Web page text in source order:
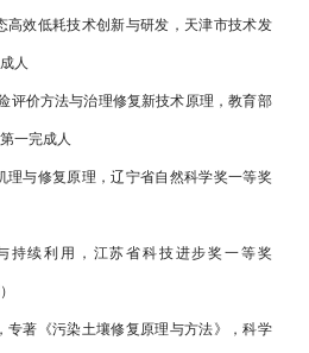
效低耗技术创新与研发，天津市技术发
人
评价方法与治理修复新技术原理，教育部
一完成人
与修复原理，辽宁省自然科学奖一等奖
持续利用，江苏省科技进步奖一等奖
著《污染土壤修复原理与方法》，科学